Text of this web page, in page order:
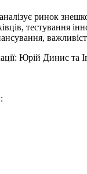
ринок
тестування
Юрій Динис та